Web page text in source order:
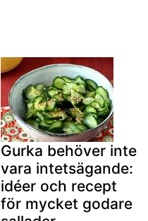
Gurka behöver inte
vara intetsägande:
idéer och recept
för mycket godare